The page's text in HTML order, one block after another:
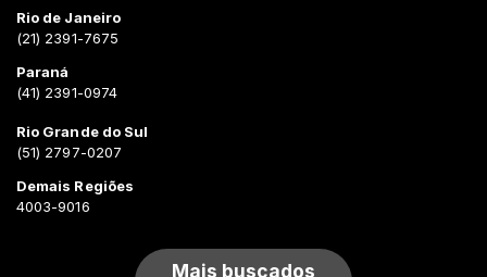
Rio de Janeiro
(21) 2391-7675
Paraná
(41) 2391-0974
Rio Grande do Sul
(51) 2797-0207
Demais Regiões
4003-9016
Mais buscados